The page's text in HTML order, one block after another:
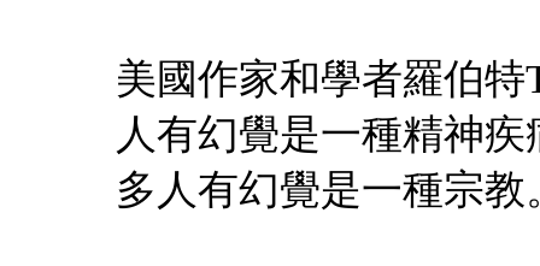
美國作家和學者羅伯特
人有幻覺是一種精神
多人有幻覺是一種宗教